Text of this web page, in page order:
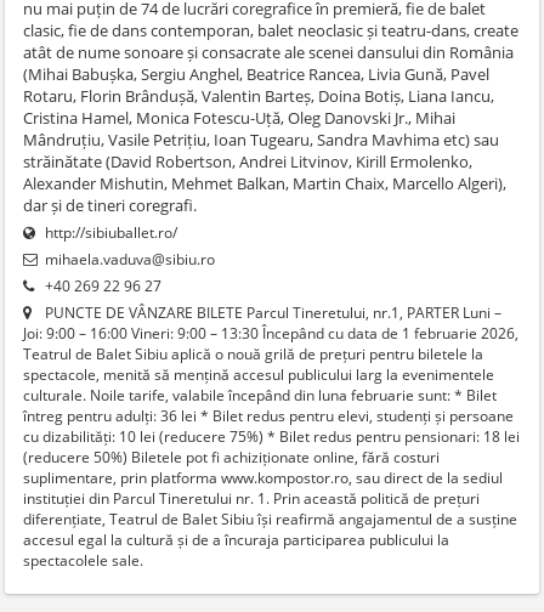
nu mai puțin de 74 de lucrări coregrafice în premieră, fie de balet
clasic, fie de dans contemporan, balet neoclasic și teatru-dans, create
atât de nume sonoare și consacrate ale scenei dansului din România
(Mihai Babușka, Sergiu Anghel, Beatrice Rancea, Livia Gună, Pavel
Rotaru, Florin Brândușă, Valentin Barteș, Doina Botiș, Liana Iancu,
Cristina Hamel, Monica Fotescu-Uță, Oleg Danovski Jr., Mihai
Mândruțiu, Vasile Petrițiu, Ioan Tugearu, Sandra Mavhima etc) sau
străinătate (David Robertson, Andrei Litvinov, Kirill Ermolenko,
Alexander Mishutin, Mehmet Balkan, Martin Chaix, Marcello Algeri),
dar și de tineri coregrafi.
http://sibiuballet.ro/
mihaela.vaduva@sibiu.ro
+40 269 22 96 27
PUNCTE DE VÂNZARE BILETE Parcul Tineretului, nr.1, PARTER Luni –
Joi: 9:00 – 16:00 Vineri: 9:00 – 13:30 Începând cu data de 1 februarie 2026,
Teatrul de Balet Sibiu aplică o nouă grilă de prețuri pentru biletele la
spectacole, menită să mențină accesul publicului larg la evenimentele
culturale. Noile tarife, valabile începând din luna februarie sunt: * Bilet
întreg pentru adulți: 36 lei * Bilet redus pentru elevi, studenți și persoane
cu dizabilități: 10 lei (reducere 75%) * Bilet redus pentru pensionari: 18 lei
(reducere 50%) Biletele pot fi achiziționate online, fără costuri
suplimentare, prin platforma www.kompostor.ro, sau direct de la sediul
instituției din Parcul Tineretului nr. 1. Prin această politică de prețuri
diferențiate, Teatrul de Balet Sibiu își reafirmă angajamentul de a susține
accesul egal la cultură și de a încuraja participarea publicului la
spectacolele sale.